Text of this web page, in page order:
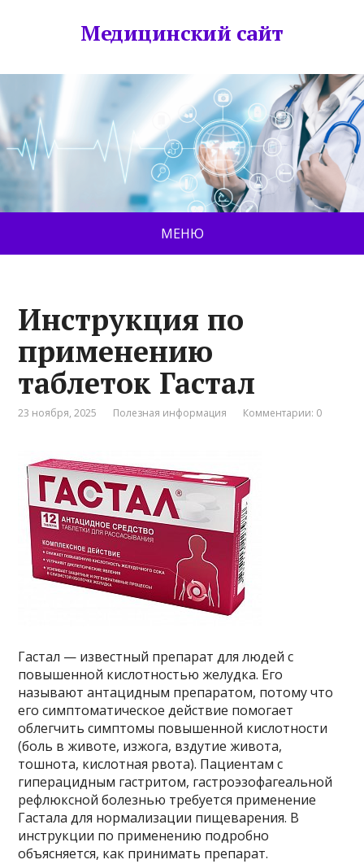
Медицинский сайт
МЕНЮ
Инструкция по
применению
таблеток Гастал
23 ноября, 2025 Полезная информация Комментарии: 0
Гастал — известный препарат для людей с
повышенной кислотностью желудка. Его
называют антацидным препаратом, потому что
его симптоматическое действие помогает
облегчить симптомы повышенной кислотности
(боль в животе, изжога, вздутие живота,
тошнота, кислотная рвота). Пациентам с
гиперацидным гастритом, гастроэзофагеальной
рефлюксной болезнью требуется применение
Гастала для нормализации пищеварения. В
инструкции по применению подробно
объясняется, как принимать препарат.